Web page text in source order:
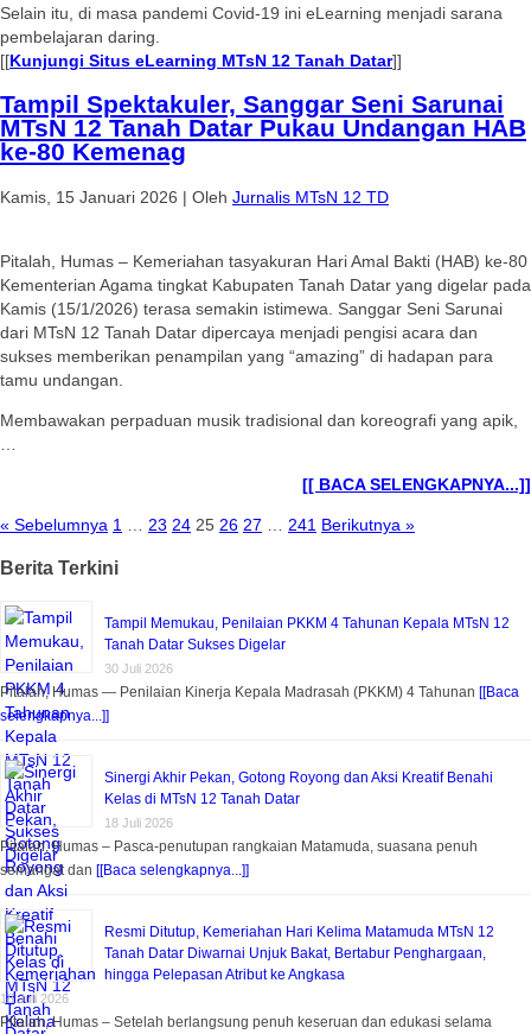
Selain itu, di masa pandemi Covid-19 ini eLearning menjadi sarana
pembelajaran daring.
[[Kunjungi Situs eLearning MTsN 12 Tanah Datar]]
Tampil Spektakuler, Sanggar Seni Sarunai
MTsN 12 Tanah Datar Pukau Undangan HAB
ke-80 Kemenag
Kamis, 15 Januari 2026 | Oleh Jurnalis MTsN 12 TD
Pitalah, Humas – Kemeriahan tasyakuran Hari Amal Bakti (HAB) ke-80
Kementerian Agama tingkat Kabupaten Tanah Datar yang digelar pada
Kamis (15/1/2026) terasa semakin istimewa. Sanggar Seni Sarunai
dari MTsN 12 Tanah Datar dipercaya menjadi pengisi acara dan
sukses memberikan penampilan yang “amazing” di hadapan para
tamu undangan.
Membawakan perpaduan musik tradisional dan koreografi yang apik,
[[ BACA SELENGKAPNYA...]]
« Sebelumnya 1 23 24 25 26 27 241 Berikutnya »
Berita Terkini
Tampil Memukau, Penilaian PKKM 4 Tahunan Kepala MTsN 12
Tanah Datar Sukses Digelar
30 Juli 2026
Pitalah, Humas — Penilaian Kinerja Kepala Madrasah (PKKM) 4 Tahunan [[Baca
selengkapnya...]]
Sinergi Akhir Pekan, Gotong Royong dan Aksi Kreatif Benahi
Kelas di MTsN 12 Tanah Datar
18 Juli 2026
Pitalah, Humas – Pasca-penutupan rangkaian Matamuda, suasana penuh
semangat dan [[Baca selengkapnya...]]
Resmi Ditutup, Kemeriahan Hari Kelima Matamuda MTsN 12
Tanah Datar Diwarnai Unjuk Bakat, Bertabur Penghargaan,
hingga Pelepasan Atribut ke Angkasa
18 Juli 2026
Pitalah, Humas – Setelah berlangsung penuh keseruan dan edukasi selama